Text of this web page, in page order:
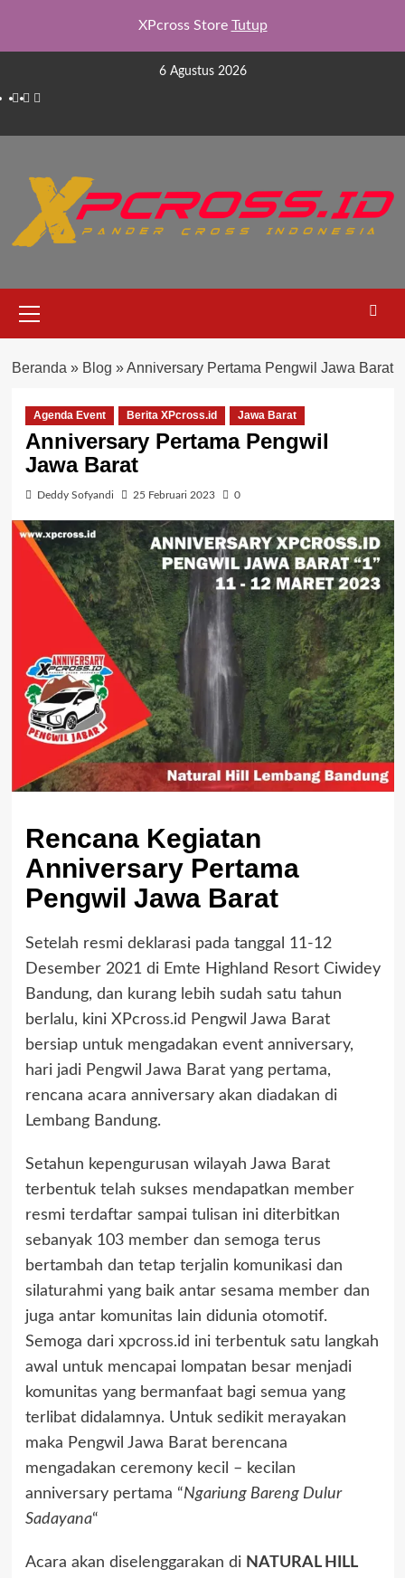
XPcross Store Tutup
content
6 Agustus 2026
Facebook
Instagram
YouTube
Menu
Beranda » Blog »Anniversary Pertama Pengwil Jawa Barat
Agenda Event Berita XPcross.id Jawa Barat
Anniversary Pertama Pengwil
Jawa Barat
Deddy Sofyandi 25 Februari 2023 0
Rencana Kegiatan
Anniversary Pertama
Pengwil Jawa Barat
Setelah resmi deklarasi pada tanggal 11-12
Desember 2021 di Emte Highland Resort Ciwidey
Bandung, dan kurang lebih sudah satu tahun
berlalu, kini XPcross.id Pengwil Jawa Barat
bersiap untuk mengadakan event anniversary,
hari jadi Pengwil Jawa Barat yang pertama,
rencana acara anniversary akan diadakan di
Lembang Bandung.
Setahun kepengurusan wilayah Jawa Barat
terbentuk telah sukses mendapatkan member
resmi terdaftar sampai tulisan ini diterbitkan
sebanyak 103 member dan semoga terus
bertambah dan tetap terjalin komunikasi dan
silaturahmi yang baik antar sesama member dan
juga antar komunitas lain didunia otomotif.
Semoga dari xpcross.id ini terbentuk satu langkah
awal untuk mencapai lompatan besar menjadi
komunitas yang bermanfaat bagi semua yang
terlibat didalamnya. Untuk sedikit merayakan
maka Pengwil Jawa Barat berencana
mengadakan ceremony kecil – kecilan
anniversary pertama “Ngariung Bareng Dulur
Sadayana“
Acara akan diselenggarakan di NATURAL HILL